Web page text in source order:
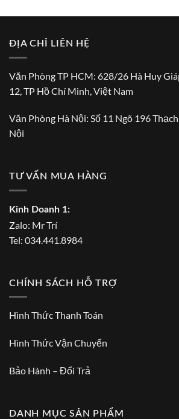
ĐỊA CHỈ LIÊN HỆ
Văn Phòng TP HCM: 628/26 Hà Huy
12, TP Hồ Chí Minh, Việt Nam
Văn Phòng Hà Nội: Số 11 Ngõ 196
Nội
TƯ VẤN MUA HÀNG
Kinh Doanh 1:
Zalo: Mr Trí
Tel: 034.441.8984
CHÍNH SÁCH HỖ TRỢ
Hình Thức Thanh Toán
Hình Thức Vận Chuyển
Bảo Hành – Đổi Trả
DANH MỤC SẢN PHẨM